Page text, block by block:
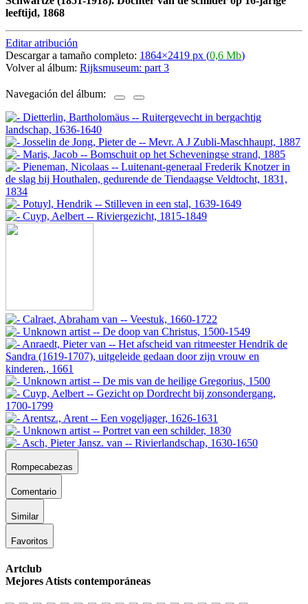
leeftijd, 1868
Editar atribución
Descargar a tamaño completo: 1864×2419 px (0,6 Mb)
Volver al álbum: Rijksmuseum: part 3
Navegación del álbum:
Rompecabezas
Comentario
Similar
Favoritos
Artclub
Mejores Atists contemporáneas